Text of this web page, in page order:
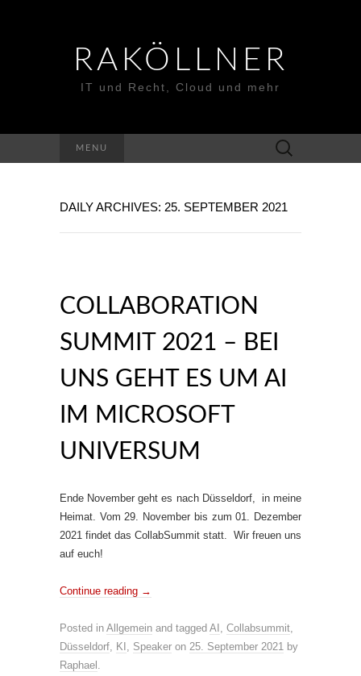
RAKÖLLNER
IT und Recht, Cloud und mehr
MENU
Suchen
nach:
DAILY ARCHIVES: 25. SEPTEMBER 2021
COLLABORATION
SUMMIT 2021 – BEI
UNS GEHT ES UM AI
IM MICROSOFT
UNIVERSUM
Ende November geht es nach Düsseldorf, in meine
Heimat. Vom 29. November bis zum 01. Dezember
2021 findet das CollabSummit statt. Wir freuen uns
auf euch!
Continue reading →
Posted in Allgemein and tagged AI , Collabsummit,
Düsseldorf, KI , Speaker on 25. September 2021 by
Raphael .